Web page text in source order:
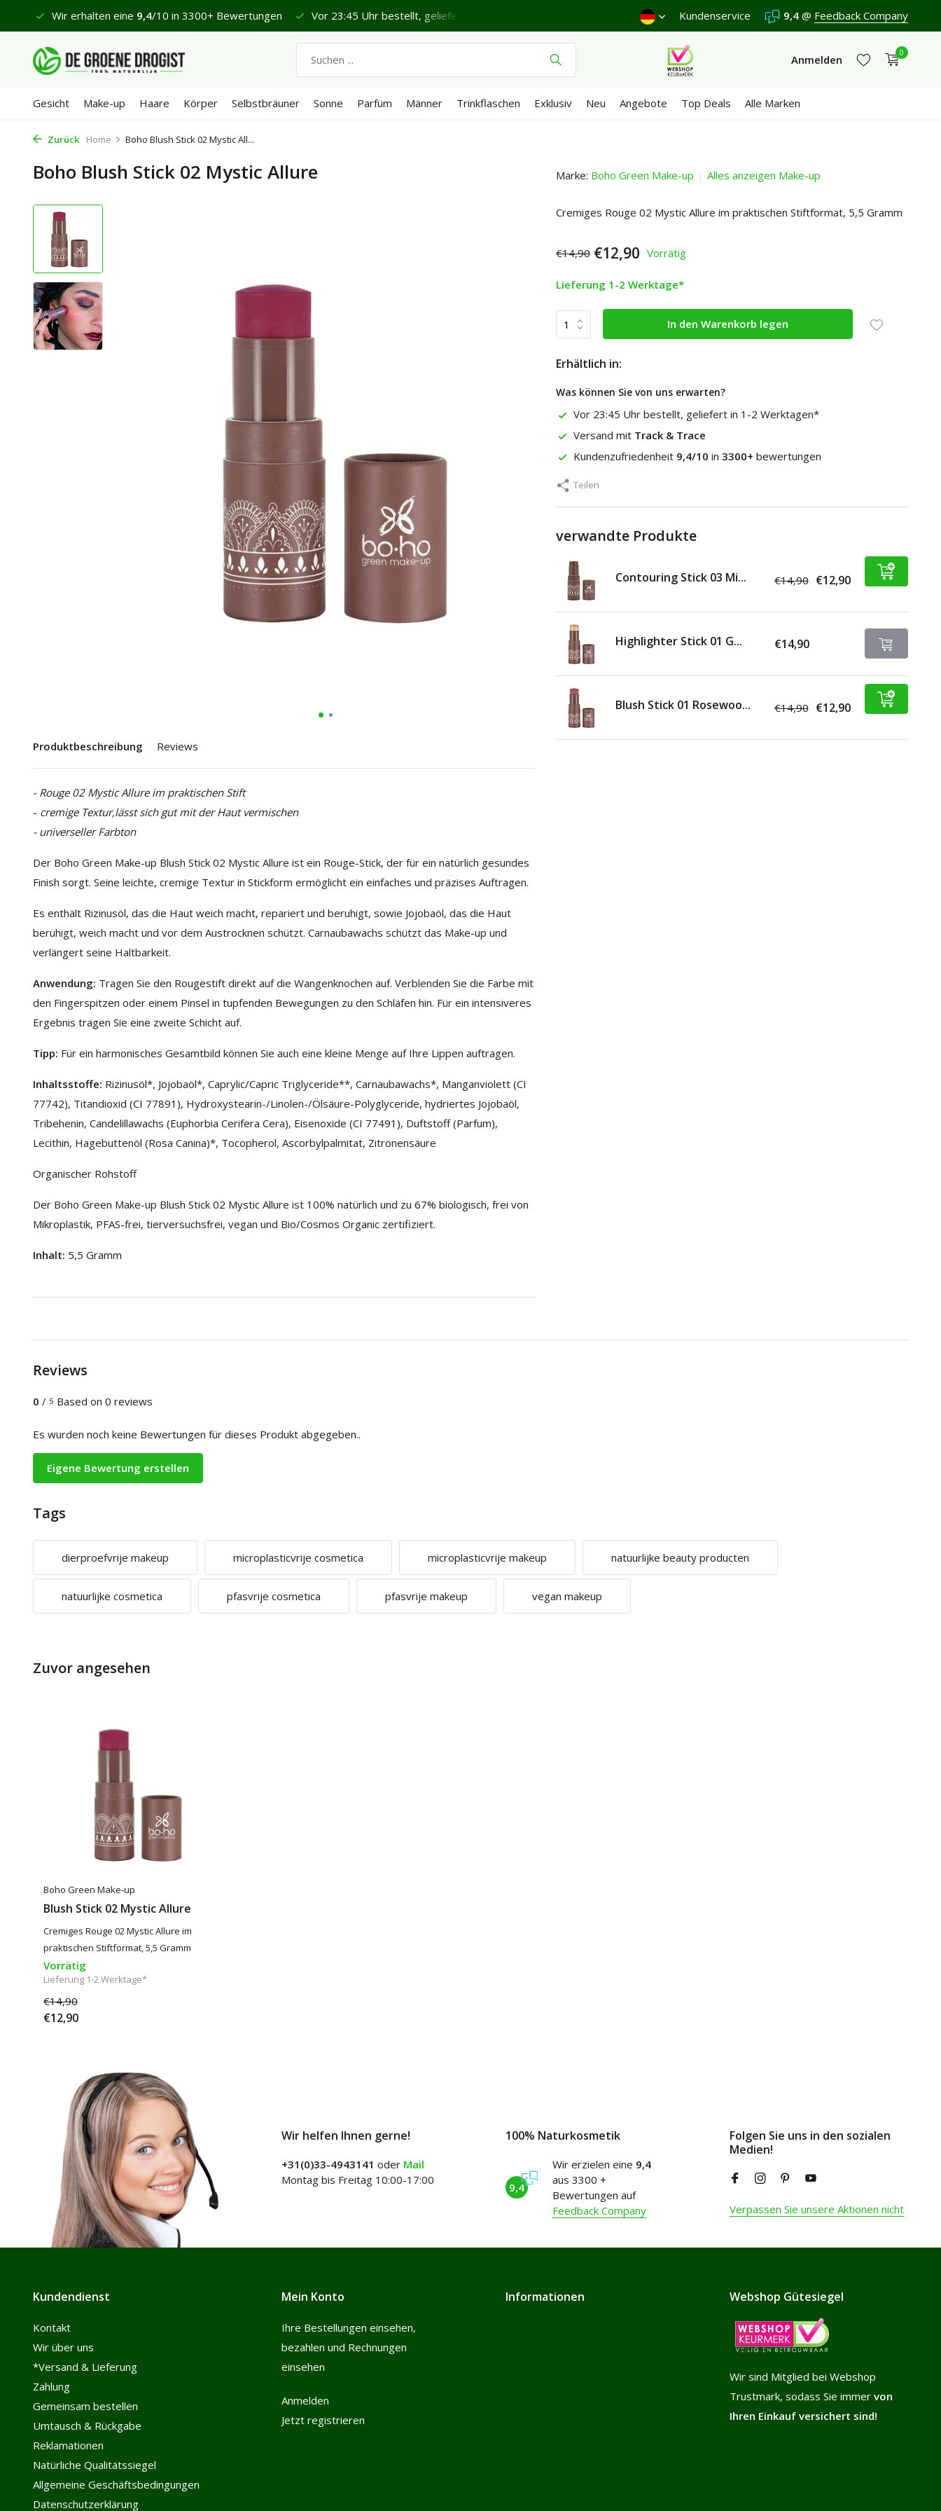
Wir erhalten eine9,4 /10 in 3300+ Bewertungen Vor 23:45 Uhr bestellt, geliefert in 1-2 Werktagen* Versand €5,95 (DE) Kostenlosab €65 Wir erhalten
Kundenservice 9,4 @ Feedback Company
Anmelden
0
Gesicht Make-up Haare Körper Selbstbräuner Sonne Parfüm Männer Trinkflaschen Exklusiv Neu Angebote Top Deals Alle Marken
Zurück Home Boho Blush Stick 02 Mystic All...
Boho Blush Stick 02 Mystic Allure
Produktbeschreibung Reviews
- Rouge 02 Mystic Allure im praktischen Stift
- cremige Textur,lässt sich gut mit der Haut vermischen
- universeller Farbton
Der Boho Green Make-up Blush Stick 02 Mystic Allure ist ein Rouge-Stick, der für ein natürlich gesundes
Finish sorgt. Seine leichte, cremige Textur in Stickform ermöglicht ein einfaches und präzises Auftragen.
Es enthält Rizinusöl, das die Haut weich macht, repariert und beruhigt, sowie Jojobaöl, das die Haut
beruhigt, weich macht und vor dem Austrocknen schützt. Carnaubawachs schützt das Make-up und
verlängert seine Haltbarkeit.
Anwendung: Tragen Sie den Rougestift direkt auf die Wangenknochen auf. Verblenden Sie die Farbe mit
den Fingerspitzen oder einem Pinsel in tupfenden Bewegungen zu den Schläfen hin. Für ein intensiveres
Ergebnis tragen Sie eine zweite Schicht auf.
Tipp: Für ein harmonisches Gesamtbild können Sie auch eine kleine Menge auf Ihre Lippen auftragen.
Inhaltsstoffe: Rizinusöl*, Jojobaöl*, Caprylic/Capric Triglyceride**, Carnaubawachs*, Manganviolett (CI
77742), Titandioxid (CI 77891), Hydroxystearin-/Linolen-/Ölsäure-Polyglyceride, hydriertes Jojobaöl,
Tribehenin, Candelillawachs (Euphorbia Cerifera Cera), Eisenoxide (CI 77491), Duftstoff (Parfum),
Lecithin, Hagebuttenöl (Rosa Canina)*, Tocopherol, Ascorbylpalmitat, Zitronensäure
Organischer Rohstoff
Der Boho Green Make-up Blush Stick 02 Mystic Allure ist 100% natürlich und zu 67% biologisch, frei von
Mikroplastik, PFAS-frei, tierversuchsfrei, vegan und Bio/Cosmos Organic zertifiziert.
Inhalt: 5,5 Gramm
Marke: Boho Green Make-up Alles anzeigen Make-up
Cremiges Rouge 02 Mystic Allure im praktischen Stiftformat, 5,5 Gramm
€14,90 €12,90 Vorrätig
Lieferung 1-2 Werktage*
In den Warenkorb legen
Erhältlich in:
Was können Sie von uns erwarten?
Vor 23:45 Uhr bestellt, geliefert in 1-2 Werktagen*
Versand mit Track & Trace
Kundenzufriedenheit 9,4/10 in 3300+ bewertungen
Teilen
verwandte Produkte
Contouring Stick 03 Mi... €14,90 €12,90
Highlighter Stick 01 G... €14,90
Blush Stick 01 Rosewoo... €14,90 €12,90
Reviews
0 / 5 Based on 0 reviews
Es wurden noch keine Bewertungen für dieses Produkt abgegeben..
Eigene Bewertung erstellen
Tags
dierproefvrije makeup microplasticvrije cosmetica microplasticvrije makeup natuurlijke beauty producten
natuurlijke cosmetica pfasvrije cosmetica pfasvrije makeup vegan makeup
Zuvor angesehen
Boho Green Make-up
Blush Stick 02 Mystic Allure
Cremiges Rouge 02 Mystic Allure im
praktischen Stiftformat, 5,5 Gramm
Vorrätig
Lieferung 1-2 Werktage*
€14,90
€12,90
Wir helfen Ihnen gerne!
+31(0)33-4943141 oder Mail
Montag bis Freitag 10:00-17:00
100% Naturkosmetik
9,4
Wir erzielen eine 9,4
aus 3300 +
Bewertungen auf
Feedback Company
Folgen Sie uns in den sozialen
Medien!
Verpassen Sie unsere Aktionen nicht
Kundendienst
Kontakt
Wir über uns
*Versand & Lieferung
Zahlung
Gemeinsam bestellen
Umtausch & Rückgabe
Reklamationen
Natürliche Qualitätssiegel
Allgemeine Geschäftsbedingungen
Datenschutzerklärung
Mein Konto
Ihre Bestellungen einsehen,
bezahlen und Rechnungen
einsehen
Anmelden
Jetzt registrieren
Informationen Webshop Gütesiegel
Wir sind Mitglied bei Webshop
Trustmark, sodass Sie immer von
Ihren Einkauf versichert sind!